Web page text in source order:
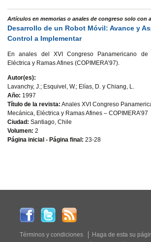
Artículos en memorias o anales de congreso solo con
Desarrollo de un Robot Móvil: Avance y
Control a Implementar
En anales del XVI Congreso Panamericano de
Eléctrica y Ramas Afines (COPIMERA’97).
Autor(es):
Lavanchy, J.; Esquivel, W.; Elías, D. y Chiang, L.
Año: 1997
Título de la revista: Anales XVI Congreso
Mecánica, Eléctrica y Ramas Afines – COPIMERA’97
Ciudad: Santiago, Chile
Volumen: 2
Página inicial - Página final: 23-28
Términos y condiciones Haga de esta su